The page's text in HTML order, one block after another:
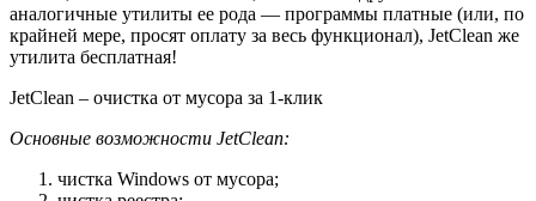
аналогичные утилиты ее рода — программы платные (или, по
крайней мере, просят оплату за весь функционал), JetClean же
утилита бесплатная!
JetClean – очистка от мусора за 1-клик
Основные возможности JetClean:
чистка Windows от мусора;